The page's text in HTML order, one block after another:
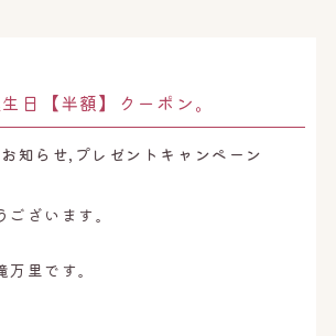
ト
オンライン予約はこちら
日【半額】クーポン。
知らせ,プレゼントキャンペーン
ざいます。
里です。